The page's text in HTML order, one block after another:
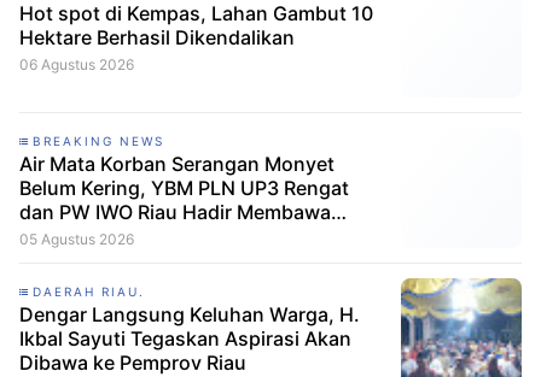
Hot spot di Kempas, Lahan Gambut 10
Hektare Berhasil Dikendalikan
06 Agustus 2026
BREAKING NEWS
Air Mata Korban Serangan Monyet
Belum Kering, YBM PLN UP3 Rengat
dan PW IWO Riau Hadir Membawa
Harapan
05 Agustus 2026
DAERAH RIAU.
Dengar Langsung Keluhan Warga, H.
Ikbal Sayuti Tegaskan Aspirasi Akan
Dibawa ke Pemprov Riau